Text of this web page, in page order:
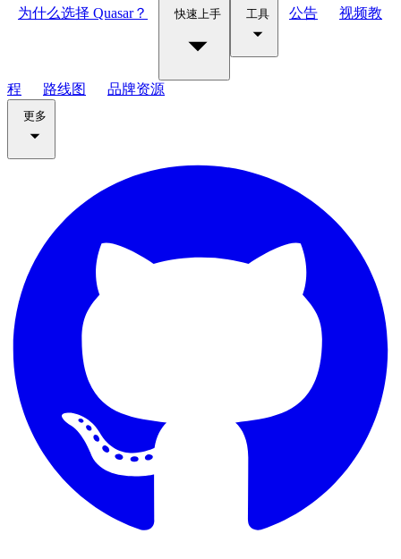
为什么选择 Quasar？ 快速上手 工具 公告 视频教
程 路线图 品牌资源
更多